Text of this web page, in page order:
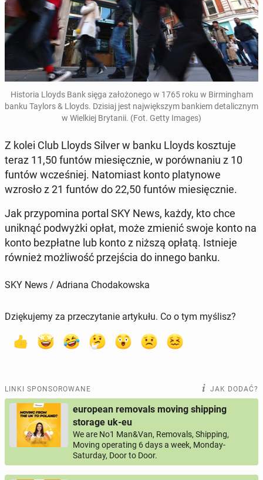
Hi­sto­ria Lloyds Bank sięga za­ło­żo­ne­go w 1765 roku w Bir­ming­ham
banku Taylors & Lloyds. Dzisiaj jest naj­więk­szym bankiem de­ta­licz­nym
w Wiel­kiej Bry­ta­nii. (Fot. Getty Images)
Z kolei Club Lloyds Silver w banku Lloyds kosz­tu­je
teraz 11,50 funtów mie­sięcz­nie, w po­rów­na­niu z 10
funtów wcze­śniej. Na­to­miast konto pla­ty­no­we
wzrosło z 21 funtów do 22,50 funtów mie­sięcz­nie.
Jak przy­po­mi­na portal SKY News, każdy, kto chce
uniknąć pod­wyż­ki opłat, może zmienić swoje konto na
konto bez­płat­ne lub konto z niższą opłatą. Ist­nie­je
również moż­li­wość przej­ścia do innego banku.
SKY News / Adriana Chodakowska
Dziękujemy za przeczytanie artykułu. Co o tym myślisz?
LINKI SPONSOROWANE JAK DODAĆ?
european removals moving shipping
storage uk-eu
We are No1 Man&Van, Removals, Shipping,
Moving operating 6 days a week, Monday-
Saturday, Door to Door.